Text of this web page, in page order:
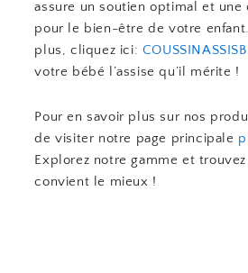
assure un soutien optimal et une
pour le bien-être de votre
plus, cliquez ici:
votre bébé l’assise qu’il mérite !
Pour en savoir plus sur nos
de visiter notre page principale
Explorez notre gamme et
convient le mieux !